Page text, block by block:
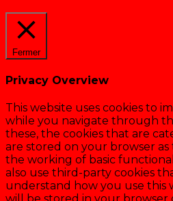
Fermer
Privacy Overview
This website uses cookies to
while you navigate through
these, the cookies that are
are stored on your browser
the working of basic
also use third-party cookies
understand how you use this